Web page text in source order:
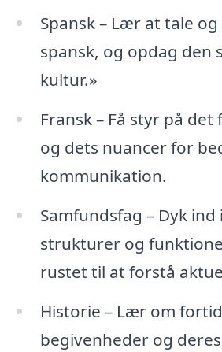
Spansk – Lær at tale
spansk, og opdag den
kultur.»
Fransk – Få styr på
og dets nuancer for
kommunikation.
Samfundsfag – Dyk
strukturer og
rustet til at forstå
Historie – Lær om
begivenheder og